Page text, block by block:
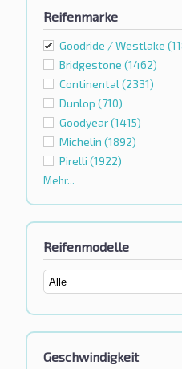
Reifenmarke
Goodride / Westlake
Bridgestone (1462)
Continental (2331)
Dunlop (710)
Goodyear(1415)
Michelin (1892)
Pirelli (1922)
Mehr...
Reifenmodelle
Geschwindigkeit